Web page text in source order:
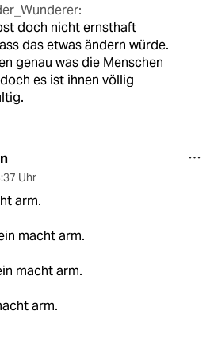
doch nicht ernsthaft
das etwas ändern würde.
genau was die Menschen
es ist ihnen völlig
Uhr
arm.
macht arm.
macht arm.
arm.